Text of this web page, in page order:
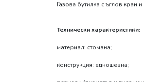
Газова бутилка с ъглов кран
Технически характеристики:
материал: стомана;
конструкция: едношевна;